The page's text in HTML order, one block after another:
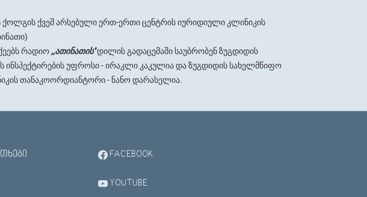
ქოლგის ქვეშ არსებული ერთ-ერთი ცენტრის იურიდიული კლინიკის
რადიო,,ათინათის''დილის გადაცემაში საუბრობენ ზუგდიდის
უფროსი - ირაკლი კაკულია და ზუგდიდის სახელმწიფო
თანაკოორდიანტორი - ნანო დარასელია.
FACEBOOK
YOUTUBE